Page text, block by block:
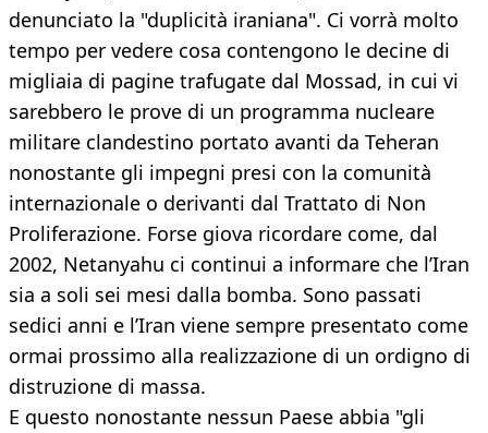
denunciato la "duplicità iraniana". Ci vorrà molto
tempo per vedere cosa contengono le decine di
migliaia di pagine trafugate dal Mossad, in cui vi
sarebbero le prove di un programma nucleare
militare clandestino portato avanti da Teheran
nonostante gli impegni presi con la comunità
internazionale o derivanti dal Trattato di Non
Proliferazione. Forse giova ricordare come, dal
2002, Netanyahu ci continui a informare che l’Iran
sia a soli sei mesi dalla bomba. Sono passati
sedici anni e l’Iran viene sempre presentato come
ormai prossimo alla realizzazione di un ordigno di
distruzione di massa.
E questo nonostante nessun Paese abbia "gli